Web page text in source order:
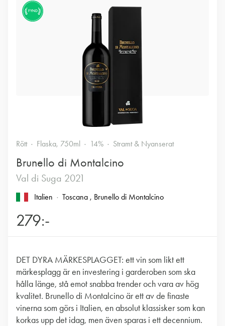
FYND
Rött Flaska, 750ml 14% Stramt & Nyanserat
Brunello di Montalcino
Val di Suga 2021
Italien Toscana , Brunello di Montalcino
279:-
DET DYRA MÄRKESPLAGGET: ett vin som likt ett
märkesplagg är en investering i garderoben som ska
hålla länge, stå emot snabba trender och vara av hög
kvalitet. Brunello di Montalcino är ett av de finaste
vinerna som görs i Italien, en absolut klassisker som kan
korkas upp det idag, men även sparas i ett decennium.